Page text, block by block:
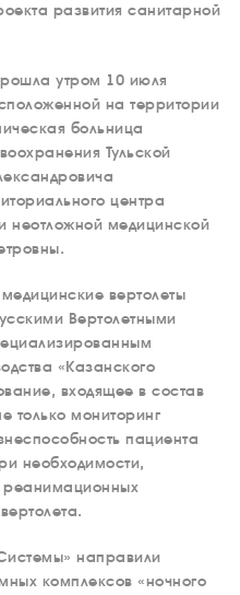
развития санитарной
утром 10 июля
на территории
больница
Тульской
центра
неотложной медицинской
вертолеты
Вертолетными
«Казанского
входящее в состав
только мониторинг
пациента
необходимости,
реанимационных
направили
комплексов «ночного